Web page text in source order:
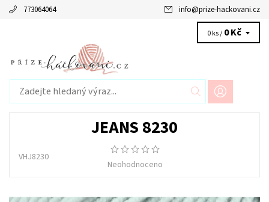
773064064 info@prize-hackovani.cz
0 ks / 0 Kč
JEANS 8230
VHJ8230
Neohodnoceno